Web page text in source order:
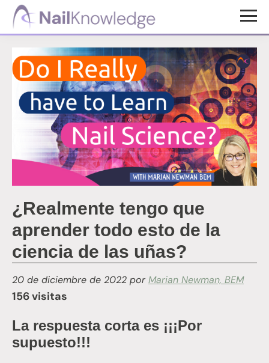
Saltar
principal
Saltar
página
Conocimientos
uñas
¿Realmente tengo que
aprender todo esto de la
ciencia de las uñas?
20 de diciembre de 2022 porMarian Newman, BEM
156 visitas
La respuesta corta es ¡¡¡Por
supuesto!!!